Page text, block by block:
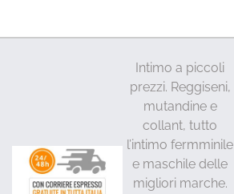
Intimo a piccoli
prezzi. Reggiseni,
mutandine e
collant, tutto
l’intimo fermminile
e maschile delle
migliori marche.